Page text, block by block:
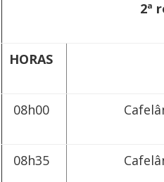
2ª
HORAS
08h00
08h35